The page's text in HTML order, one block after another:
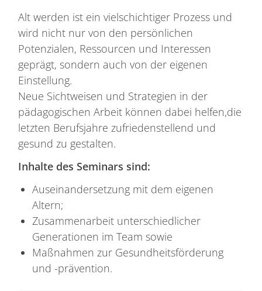
Alt werden ist ein vielschichtiger Prozess und
wird nicht nur von den persönlichen
Potenzialen, Ressourcen und Interessen
geprägt, sondern auch von der eigenen
Einstellung.
Neue Sichtweisen und Strategien in der
pädagogischen Arbeit können dabei helfen,die
letzten Berufsjahre zufriedenstellend und
gesund zu gestalten.
Inhalte des Seminars sind:
Auseinandersetzung mit dem eigenen
Altern;
Zusammenarbeit unterschiedlicher
Generationen im Team sowie
Maßnahmen zur Gesundheitsförderung
und -prävention.